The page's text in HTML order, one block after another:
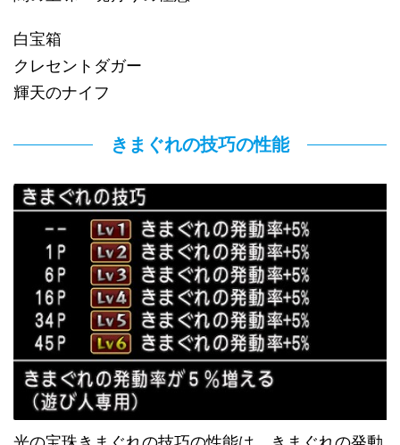
白宝箱
クレセントダガー
輝天のナイフ
きまぐれの技巧の性能